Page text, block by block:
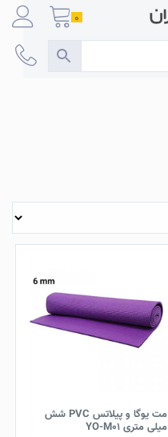
0
مت یوگا و پیلاتس PVC شش
میلی متری YO-M01